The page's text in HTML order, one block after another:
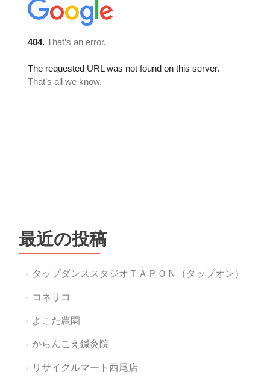
最近の投稿
タップダンススタジオＴＡＰＯＮ（タップオン）
コネリコ
よこた農園
からんこえ鍼灸院
リサイクルマート西尾店